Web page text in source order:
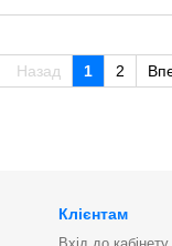
Назад 1 2
Клієнтам